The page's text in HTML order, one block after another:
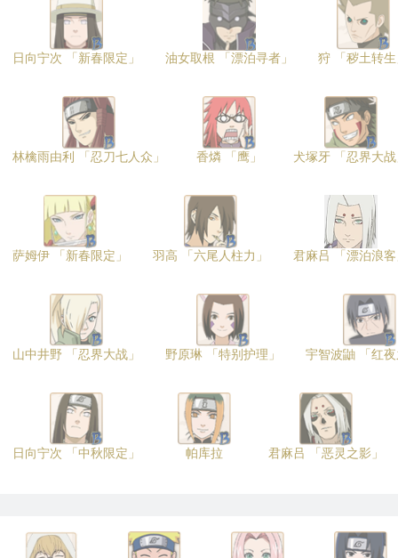
日向宁次 「新春限定」 油女取根 「漂泊寻者」 狩 「秽土转
林檎雨由利 「忍刀七人众」 香燐 「鹰」 犬塚牙 「忍界大
萨姆伊 「新春限定」 羽高 「六尾人柱力」 君麻吕 「漂泊浪
山中井野 「忍界大战」 野原琳 「特别护理」 宇智波鼬 「红
日向宁次 「中秋限定」 帕库拉 君麻吕 「恶灵之影」